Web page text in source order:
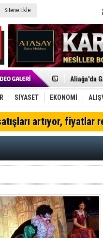
Sitene Ekle
Aliağa'da
Furkan
Chp
AK Parti
SOCAR
Trafiği
Chp
SİYASET EKONOMİ
artıyor, fiyatlar